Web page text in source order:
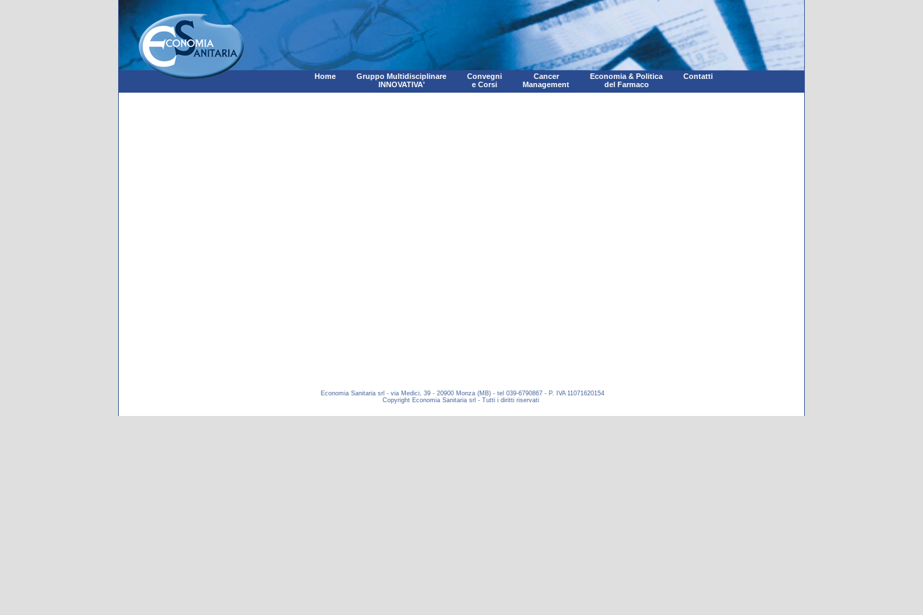
Home
Gruppo Multidisciplinare
INNOVATIVA'
Convegni
e Corsi
Cancer
Management
Economia & Politica
del Farmaco
Contatti
Economia Sanitaria srl - via Medici, 39 - 20900 Monza (MB) - tel 039-6790867 - P. IVA 11071620154
Copyright Economia Sanitaria srl - Tutti i diritti riservati